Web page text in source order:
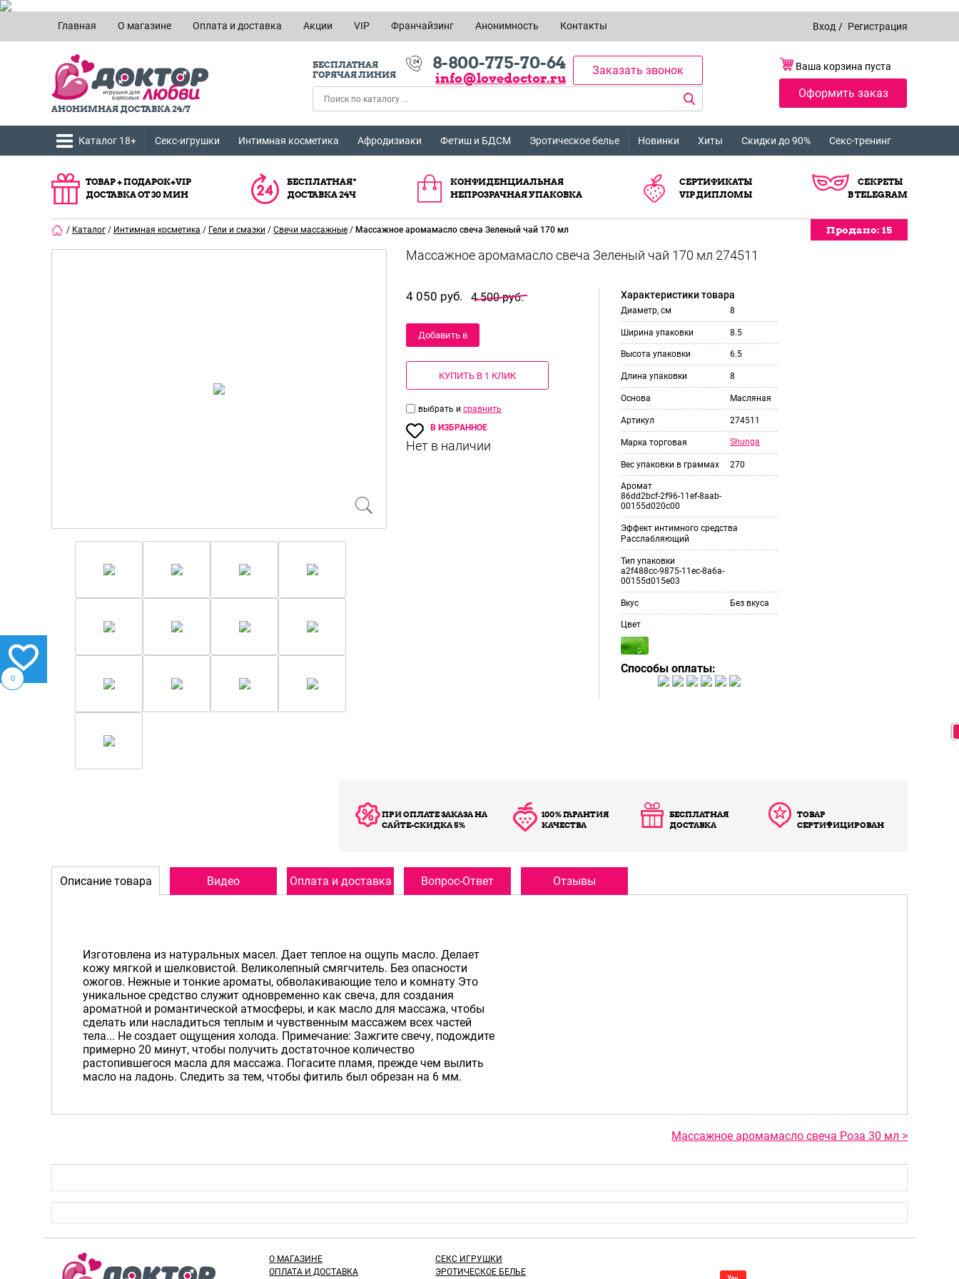
Главная О магазине Оплата и доставка Акции VIP Франчайзинг Анонимность Контакты Вход / Регистрация
АНОНИМНАЯ ДОСТАВКА 24/7
БЕСПЛАТНАЯ
ГОРЯЧАЯ ЛИНИЯ
8-800-775-70-64
info@lovedoctor.ru
Заказать звонок Ваша корзина пуста
Оформить заказ
Каталог 18+ Секс-игрушки Интимная косметика Афродизиаки Фетиш и БДСМ Эротическое белье Новинки Хиты Скидки до 90% Секс-тренинг
ТОВАР + ПОДАРОК+VIP
ДОСТАВКА ОТ 30 МИН
БЕСПЛАТНАЯ*
ДОСТАВКА 24Ч
КОНФИДЕНЦИАЛЬНАЯ
НЕПРОЗРАЧНАЯ УПАКОВКА
СЕРТИФИКАТЫ
VIP ДИПЛОМЫ
СЕКРЕТЫ
В TELEGRAM
/ Каталог / Интимная косметика / Гели и смазки / Свечи массажные / Массажное аромамасло свеча Зеленый чай 170 мл Продано: 15
Продано: 15
Продано: 15
Продано: 15
Продано: 15
Продано: 15
Продано: 15
Продано: 15
Продано: 15
Продано: 15
Продано: 15
Продано: 15
Продано: 15
4 050 руб. 4 500 руб.
Добавить в
корзину
КУПИТЬ В 1 КЛИК
выбрать и сравнить
В ИЗБРАННОЕ
Характеристики товара
Диаметр, см 8
Ширина упаковки 8.5
Высота упаковки 6.5
Длина упаковки 8
Основа Масляная
Артикул 274511
Марка торговая Shunga
Вес упаковки в граммах 270
Аромат
86dd2bcf-2f96-11ef-8aab-
00155d020c00
Эффект интимного средства
Расслабляющий
Тип упаковки
a2f488cc-9875-11ec-8a6a-
00155d015e03
Вкус Без вкуса
Цвет
Способы оплаты:
ПРИ ОПЛАТЕ ЗАКАЗА НА
САЙТЕ-СКИДКА 5%
100% ГАРАНТИЯ
КАЧЕСТВА
БЕСПЛАТНАЯ
ДОСТАВКА
ТОВАР
СЕРТИФИЦИРОВАН
Описание товара Видео Оплата и доставка Вопрос-Ответ Отзывы
Изготовлена из натуральных масел. Дает теплое на ощупь масло. Делает
кожу мягкой и шелковистой. Великолепный смягчитель. Без опасности
ожогов. Нежные и тонкие ароматы, обволакивающие тело и комнату Это
уникальное средство служит одновременно как свеча, для создания
ароматной и романтической атмосферы, и как масло для массажа, чтобы
сделать или насладиться теплым и чувственным массажем всех частей
тела... Не создает ощущения холода. Примечание: Зажгите свечу, подождите
примерно 20 минут, чтобы получить достаточное количество
растопившегося масла для массажа. Погасите пламя, прежде чем вылить
масло на ладонь. Следить за тем, чтобы фитиль был обрезан на 6 мм.
Массажное аромамасло свеча Роза 30 мл >
О МАГАЗИНЕ
ОПЛАТА И ДОСТАВКА
СЕКС ИГРУШКИ
ЭРОТИЧЕСКОЕ БЕЛЬЕ
0